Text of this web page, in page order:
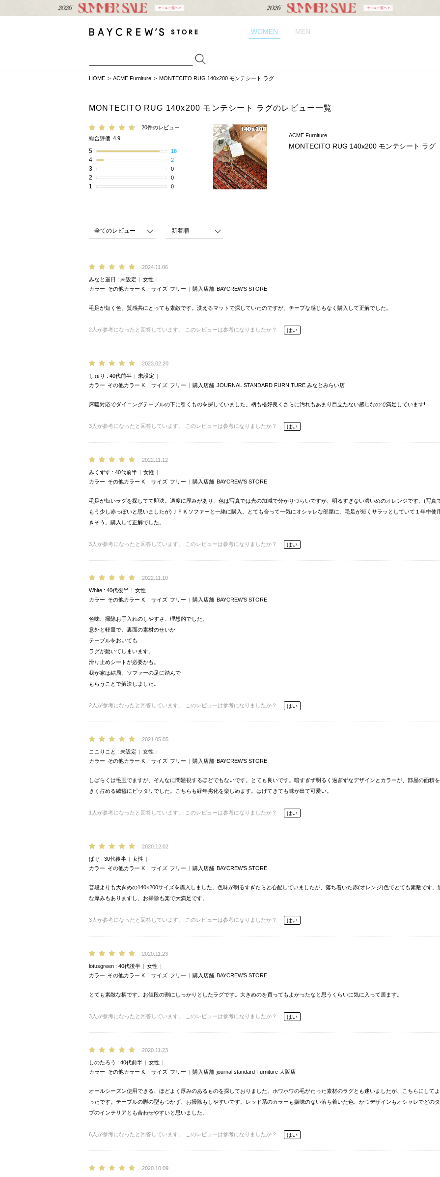
WOMEN MEN
HOME ACME Furniture MONTECITO RUG 140x200 モンテシート ラグ
MONTECITO RUG 140x200 モンテシート ラグのレビュー一覧
20件のレビュー
総合評価 4.9
5 18
4 2
3 0
2 0
1 0
ACME Furniture
MONTECITO RUG 140x200 モンテシート ラグ
2024.11.06
みなと遥日 未設定
女性
カラー その他カラー K サイズ フリー 購入店舗 BAYCREW’S STORE
毛足が短く色、質感共にとっても素敵です。洗えるマットで探していたのですが、チープな感じもなく購入して正解でした。
2 人が参考になったと回答しています。 このレビューは参考になりましたか？ はい
2023.02.20
しゅり 40代前半
未設定
カラー その他カラー K サイズ フリー 購入店舗 JOURNAL STANDARD FURNITURE みなとみらい店
床暖対応でダイニングテーブルの下に引くものを探していました。柄も格好良くさらに汚れもあまり目立たない感じなので満足しています!
3 人が参考になったと回答しています。 このレビューは参考になりましたか？ はい
2022.11.12
みくずす 40代前半
女性
カラー その他カラー K サイズ フリー 購入店舗 BAYCREW’S STORE
毛足が短いラグを探してて即決。適度に厚みがあり、色は写真では光の加減で分かりづらいですが、明るすぎない濃いめのオレンジです。(写真
もう少し赤っぽいと思いましたが)ＪＦＫソファーと一緒に購入。とても合って一気にオシャレな部屋に。毛足が短くサラッとしていて１年中使
きそう。購入して正解でした。
3 人が参考になったと回答しています。 このレビューは参考になりましたか？ はい
2022.11.10
White 40代後半
女性
カラー その他カラー K サイズ フリー 購入店舗 BAYCREW’S STORE
色味、掃除お手入れのしやすさ、理想的でした。
意外と軽量で、裏面の素材のせいか
テーブルをおいても
ラグが動いてしまいます。
滑り止めシートが必要かも。
我が家は結局、ソファーの足に踏んで
もらうことで解決しました。
2 人が参考になったと回答しています。 このレビューは参考になりましたか？ はい
2021.05.05
ここりこと 未設定
女性
カラー その他カラー K サイズ フリー 購入店舗 BAYCREW’S STORE
しばらくは毛玉でますが、そんなに問題視するほどでもないです。とても良いです。暗すぎず明るく過ぎずなデザインとカラーが、部屋の面積
きく占める絨毯にピッタリでした。こちらも経年劣化を楽しめます。はげてきても味が出て可愛い。
1 人が参考になったと回答しています。 このレビューは参考になりましたか？ はい
2020.12.02
ぱぐ 30代後半
女性
カラー その他カラー K サイズ フリー 購入店舗 BAYCREW’S STORE
普段よりも大きめの140×200サイズを購入しました。色味が明るすぎたらと心配していましたが、落ち着いた赤(オレンジ)色でとても素敵です。
な厚みもありますし、お掃除も楽で大満足です。
3 人が参考になったと回答しています。 このレビューは参考になりましたか？ はい
2020.11.23
lotusgreen 40代後半
女性
カラー その他カラー K サイズ フリー 購入店舗 BAYCREW’S STORE
とても素敵な柄です。お値段の割にしっかりとしたラグです。大きめのを買ってもよかったなと思うくらいに気に入って居ます。
3 人が参考になったと回答しています。 このレビューは参考になりましたか？ はい
2020.11.23
しのたろう 40代前半
女性
カラー その他カラー K サイズ フリー 購入店舗 journal standard Furniture 大阪店
オールシーズン使用できる、ほどよく厚みのあるものを探しておりました。ホワホワの毛がたった素材のラグとも迷いましたが、こちらにして
ったです。テーブルの脚の型もつかず、お掃除もしやすいです。レッド系のカラーも嫌味のない落ち着いた色、かつデザインもオシャレでどの
プのインテリアとも合わせやすいと思いました。
6 人が参考になったと回答しています。 このレビューは参考になりましたか？ はい
2020.10.09